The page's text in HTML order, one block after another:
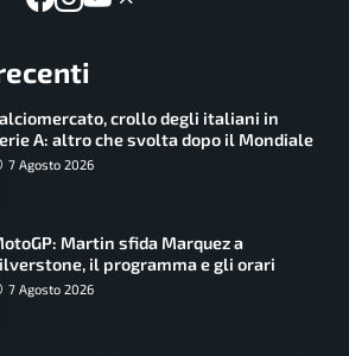
crollo degli italiani in
A: altro che svolta dopo il Mondiale
7 Agosto 2026
Martin sfida Marquez a
il programma e gli orari
7 Agosto 2026